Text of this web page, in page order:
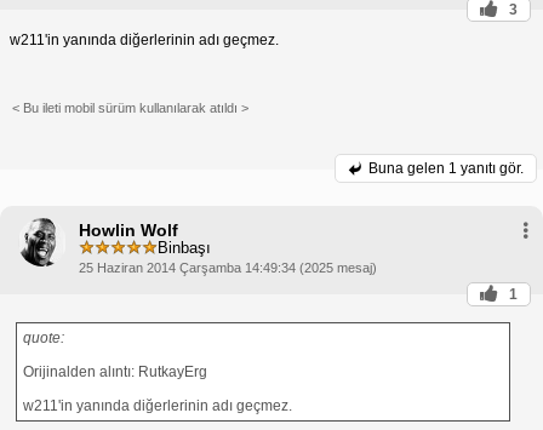
3
w211'in yanında diğerlerinin adı geçmez.
< Bu ileti mobil sürüm kullanılarak atıldı >
Buna gelen 1 yanıtı gör.
Howlin Wolf
Binbaşı
25 Haziran 2014 Çarşamba 14:49:34 (2025 mesaj)
1
quote:
Orijinalden alıntı: RutkayErg
w211'in yanında diğerlerinin adı geçmez.